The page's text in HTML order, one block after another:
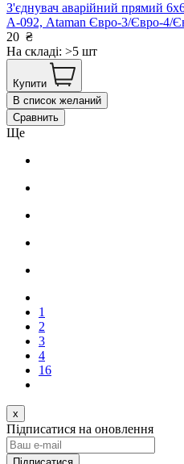
З'єднувач аварійний прямий
А-092, Ataman Євро-3/Євро-4/
20 ₴
На складі: >5 шт
Купити
В список желаний
Сравнить
Ще
1
2
3
4
16
x
Підписатися на оновлення